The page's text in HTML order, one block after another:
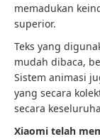
memadukan
superior.
Teks yang
mudah dibaca,
Sistem animasi
yang secara
secara
Xiaomi telah